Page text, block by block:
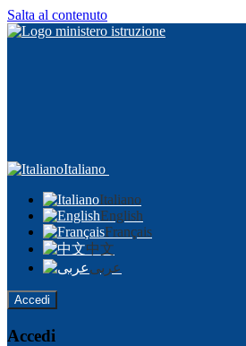
Salta al contenuto
Italiano
Italiano
English
Français
中文
عربى
Accedi
Accedi